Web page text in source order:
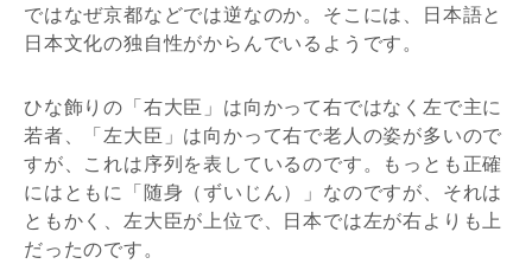
ではなぜ京都などでは逆なのか。そこには、日本語と
日本文化の独自性がからんでいるようです。
ひな飾りの「右大臣」は向かって右ではなく左で主に
若者、「左大臣」は向かって右で老人の姿が多いので
すが、これは序列を表しているのです。もっとも正確
にはともに「随身（ずいじん）」なのですが、それは
ともかく、左大臣が上位で、日本では左が右よりも上
だったのです。